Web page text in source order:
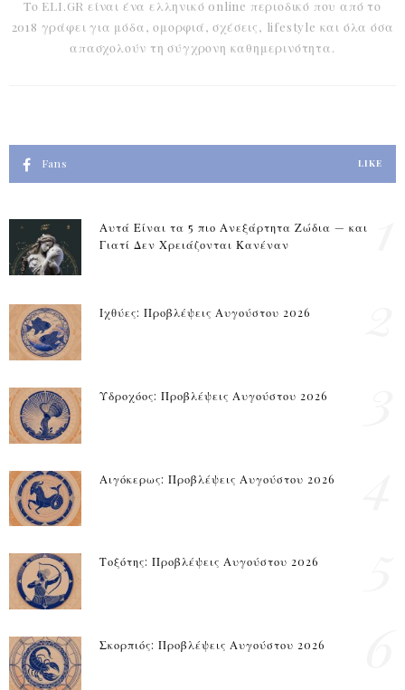
Το ELI.GR είναι ένα ελληνικό online περιοδικό που από το
2018 γράφει για μόδα, ομορφιά, σχέσεις, lifestyle και όλα όσα
απασχολούν τη σύγχρονη καθημερινότητα.
Fans LIKE
Αυτά Είναι τα 5 πιο Ανεξάρτητα Ζώδια — και
Γιατί Δεν Χρειάζονται Κανέναν
Ιχθύες: Προβλέψεις Αυγούστου 2026
Υδροχόος: Προβλέψεις Αυγούστου 2026
Αιγόκερως: Προβλέψεις Αυγούστου 2026
Τοξότης: Προβλέψεις Αυγούστου 2026
Σκορπιός: Προβλέψεις Αυγούστου 2026